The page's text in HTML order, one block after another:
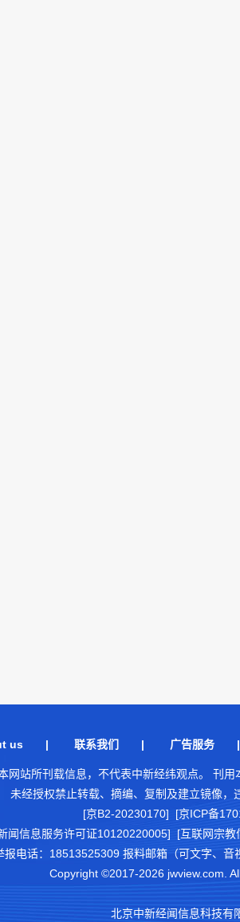
us| 联系我们 | 广告服务
网站所刊载信息，不代表中新经纬观点。 刊用
未经授权禁止转载、摘编、复制及建立镜像，
[京B2-20230170] [京ICP备
闻信息服务许可证10120220005]
[互联网宗
报电话：18513525309 报料邮箱（可文字、
Copyright ©2017-2026 jwview.com.
北京中新经闻信息科技有